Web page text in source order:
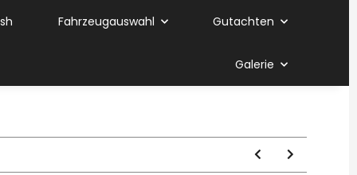
Fahrzeugauswahl Gutachten
Galerie